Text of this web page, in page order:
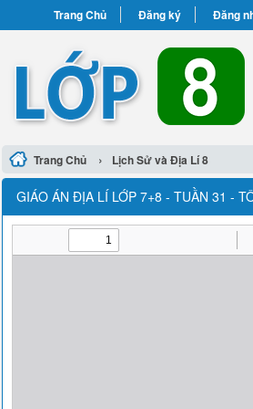
Trang Chủ Đăng ký Đăng
Trang Chủ › Lịch Sử và Địa Lí 8
GIÁO ÁN ĐỊA LÍ LỚP 7+8 - TUẦN 31 -